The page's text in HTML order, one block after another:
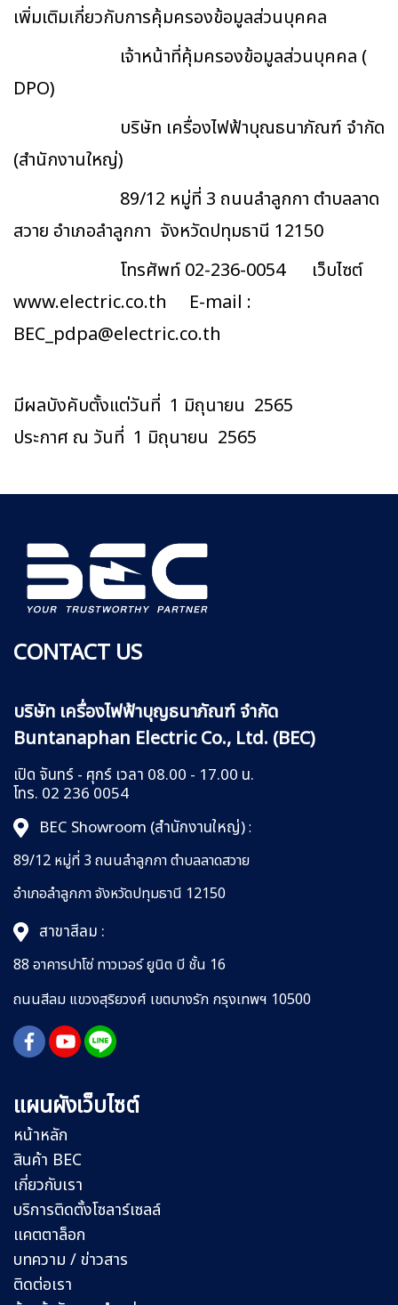
เพิ่มเติมเกี่ยวกับการคุ้มครองข้อมูลส่วนบุคคล
เจ้าหน้าที่คุ้มครองข้อมูลส่วนบุคคล (
DPO)
บริษัท เครื่องไฟฟ้าบุณธนาภัณฑ์ จำกัด
(สำนักงานใหญ่)
89/12 หมู่ที่ 3 ถนนลำลูกกา ตำบลลาด
สวาย อำเภอลำลูกกา จังหวัดปทุมธานี 12150
โทรศัพท์ 02-236-0054 เว็บไซต์
www.electric.co.th E-mail :
BEC_pdpa@electric.co.th
มีผลบังคับตั้งแต่วันที่ 1 มิถุนายน 2565
ประกาศ ณ วันที่ 1 มิถุนายน 2565
CONTACT US
บริษัท เครื่องไฟฟ้าบุญธนาภัณฑ์ จำกัด
Buntanaphan Electric Co., Ltd. (BEC)
เปิด จันทร์ - ศุกร์ เวลา 08.00 - 17.00 น.
โทร. 02 236 0054
BEC Showroom (สำนักงานใหญ่):
89/12 หมู่ที่ 3 ถนนลำลูกกาตำบลลาดสวาย
อำเภอลำลูกกาจังหวัดปทุมธานี 12150
สาขาสีลม :
88 อาคารปาโซ่ ทาวเวอร์ ยูนิต บี ชั้น 16
ถนนสีลม แขวงสุริยวงศ์ เขตบางรัก กรุงเทพฯ 10500
แผนผังเว็บไซต์
หน้าหลัก
สินค้า BEC
เกี่ยวกับเรา
บริการติดตั้งโซลาร์เซลล์
แคตตาล็อก
บทความ / ข่าวสาร
ติดต่อเรา